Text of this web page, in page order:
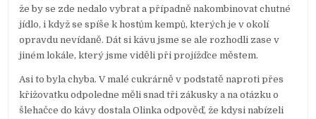
že by se zde nedalo vybrat a případně nakombinovat chutné
jídlo, i když se spíše k hostům kempů, kterých je v okolí
opravdu nevídaně. Dát si kávu jsme se ale rozhodli zase v
jiném lokále, který jsme viděli při projížďce městem.
Asi to byla chyba. V malé cukrárně v podstatě naproti přes
křižovatku odpoledne měli snad tři zákusky a na otázku o
šlehačce do kávy dostala Olinka odpověď, že kdysi nabízeli